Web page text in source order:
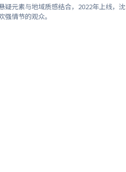
疑元素与地域质感结合，2022年上线，沈
情节的观众。